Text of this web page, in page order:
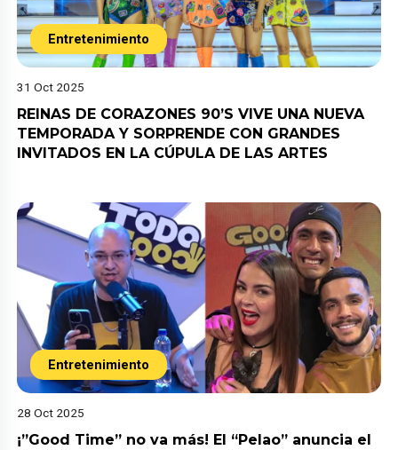
Entretenimiento
31 Oct 2025
REINAS DE CORAZONES 90’S VIVE UNA NUEVA
TEMPORADA Y SORPRENDE CON GRANDES
INVITADOS EN LA CÚPULA DE LAS ARTES
Entretenimiento
28 Oct 2025
¡”Good Time” no va más! El “Pelao” anuncia el